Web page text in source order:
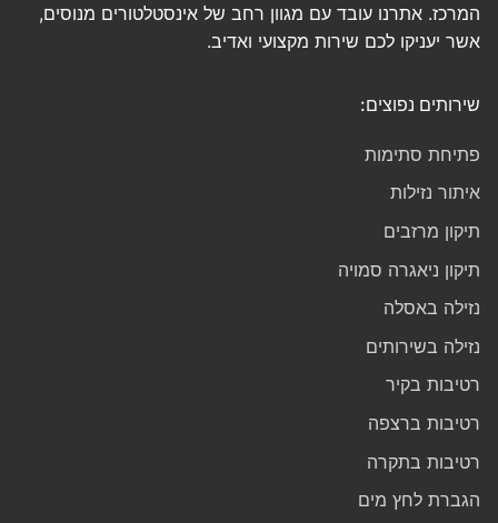
המרכז. אתרנו עובד עם מגוון רחב של אינסטלטורים מנוסים,
אשר יעניקו לכם שירות מקצועי ואדיב.
שירותים נפוצים:
פתיחת סתימות
איתור נזילות
תיקון מרזבים
תיקון ניאגרה סמויה
נזילה באסלה
נזילה בשירותים
רטיבות בקיר
רטיבות ברצפה
רטיבות בתקרה
הגברת לחץ מים